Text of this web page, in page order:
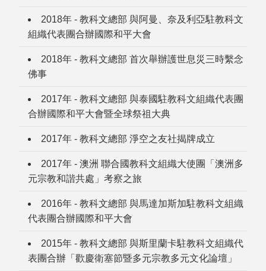
2018年 - 教科文總部 與阿曼、奈及利亞駐教科文
組織代表團合辦國際和平大會
2018年 - 教科文總部 首次舉辦護世息災三時繫念
佛事
2017年 - 教科文總部 與泰國駐教科文組織代表團
合辦國際和平大會暨全球祭祖大典
2017年 - 教科文總部 淨空之友社揭牌成立
2017年 - 澳洲 聯合國教科文組織大使團「澳洲多
元宗教和諧共處」考察之旅
2016年 - 教科文總部 與馬達加斯加駐教科文組織
代表團合辦國際和平大會
2015年 - 教科文總部 與斯里蘭卡駐教科文組織代
表團合辦「歡慶衛塞節暨多元宗教多元文化論壇」